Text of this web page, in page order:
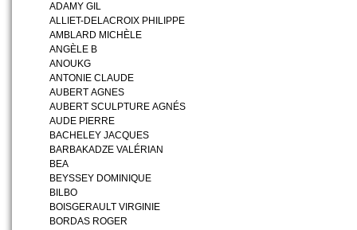
ADAMY GIL
ALLIET-DELACROIX PHILIPPE
AMBLARD MICHÈLE
ANGÈLE B
ANOUKG
ANTONIE CLAUDE
AUBERT AGNES
AUBERT SCULPTURE AGNÉS
AUDE PIERRE
BACHELEY JACQUES
BARBAKADZE VALÉRIAN
BEA
BEYSSEY DOMINIQUE
BILBO
BOISGERAULT VIRGINIE
BORDAS ROGER